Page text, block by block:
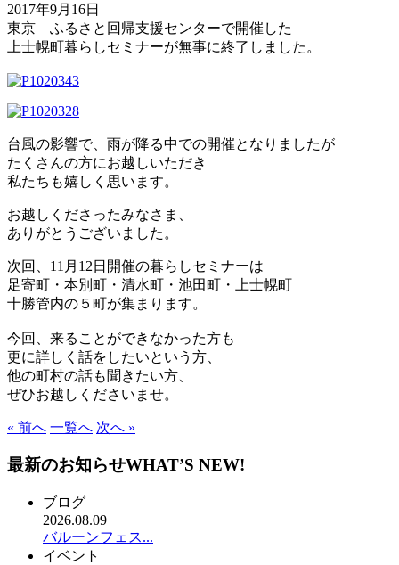
2017年9月16日
東京 ふるさと回帰支援センターで開催した
上士幌町暮らしセミナーが無事に終了しました。
台風の影響で、雨が降る中での開催となりましたが
たくさんの方にお越しいただき
私たちも嬉しく思います。
お越しくださったみなさま、
ありがとうございました。
次回、11月12日開催の暮らしセミナーは
足寄町・本別町・清水町・池田町・上士幌町
十勝管内の５町が集まります。
今回、来ることができなかった方も
更に詳しく話をしたいという方、
他の町村の話も聞きたい方、
ぜひお越しくださいませ。
« 前へ 一覧へ 次へ »
最新のお知らせWHAT’S NEW!
ブログ
2026.08.09
バルーンフェス...
イベント